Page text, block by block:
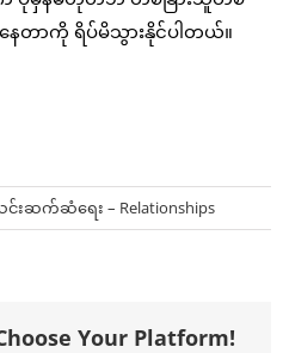
ေတာကို ရိပ်မိသွားနိုင်ပါတယ်။
င်းဆက်ဆံရေး – Relationships
Your Platform!